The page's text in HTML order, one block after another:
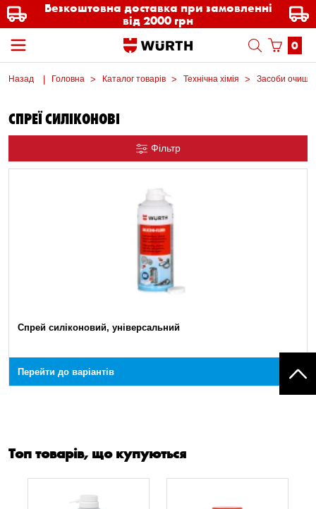
Безкоштовна доставка при замовленні
від 2000 грн
0
Назад Головна Каталог товарів Технічна хімія Засоби
СПРЕЇ СИЛІКОНОВІ
Фільтр
Спрей силіконовий, універсальний
Перейти до варіантів
Топ товарів, що купуються